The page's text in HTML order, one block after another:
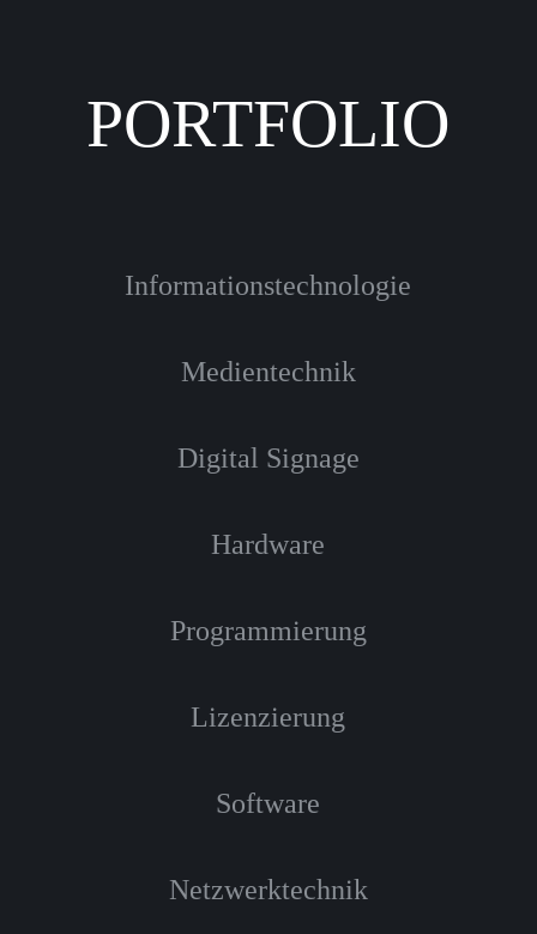
PORTFOLIO
Informationstechnologie
Medientechnik
Digital Signage
Hardware
Programmierung
Lizenzierung
Software
Netzwerktechnik